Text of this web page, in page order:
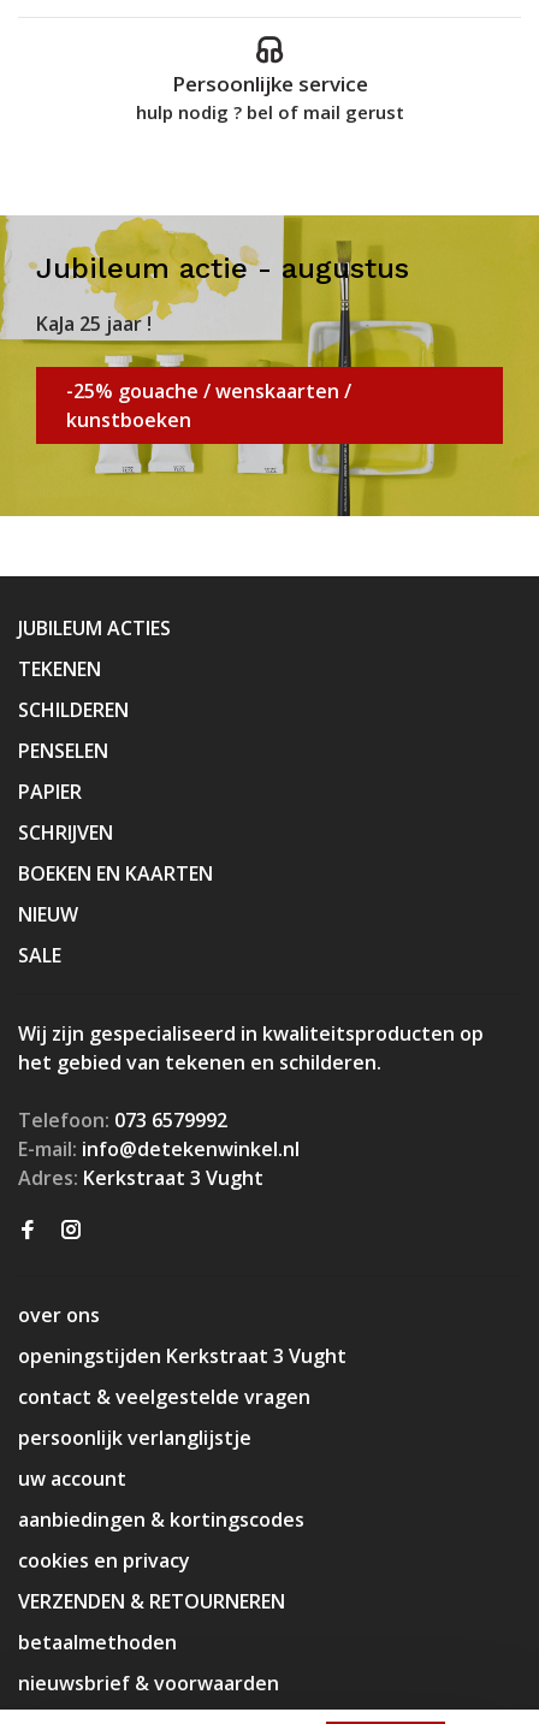
Persoonlijke service
hulp nodig ? bel of mail gerust
Jubileum actie - augustus
KaJa 25 jaar !
-25% gouache / wenskaarten /
kunstboeken
JUBILEUM ACTIES
TEKENEN
SCHILDEREN
PENSELEN
PAPIER
SCHRIJVEN
BOEKEN EN KAARTEN
NIEUW
SALE
Wij zijn gespecialiseerd in kwaliteitsproducten op
het gebied van tekenen en schilderen.
Telefoon: 073 6579992
E-mail: info@detekenwinkel.nl
Adres: Kerkstraat 3 Vught
over ons
openingstijden Kerkstraat 3 Vught
contact & veelgestelde vragen
persoonlijk verlanglijstje
uw account
aanbiedingen & kortingscodes
cookies en privacy
VERZENDEN & RETOURNEREN
betaalmethoden
nieuwsbrief & voorwaarden